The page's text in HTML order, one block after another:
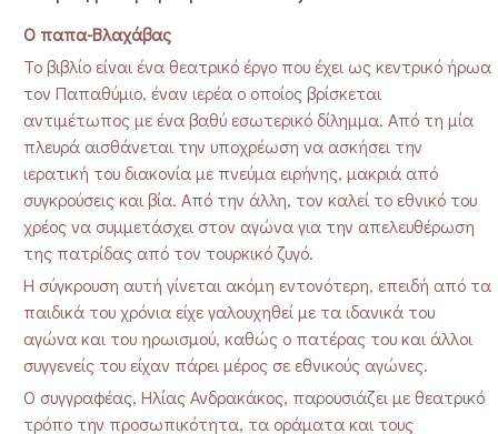
Ο παπα-Βλαχάβας
Το βιβλίο είναι ένα θεατρικό έργο που έχει ως κεντρικό ήρωα
τον Παπαθύμιο, έναν ιερέα ο οποίος βρίσκεται
αντιμέτωπος με ένα βαθύ εσωτερικό δίλημμα. Από τη μία
πλευρά αισθάνεται την υποχρέωση να ασκήσει την
ιερατική του διακονία με πνεύμα ειρήνης, μακριά από
συγκρούσεις και βία. Από την άλλη, τον καλεί το εθνικό του
χρέος να συμμετάσχει στον αγώνα για την απελευθέρωση
της πατρίδας από τον τουρκικό ζυγό.
Η σύγκρουση αυτή γίνεται ακόμη εντονότερη, επειδή από τα
παιδικά του χρόνια είχε γαλουχηθεί με τα ιδανικά του
αγώνα και του ηρωισμού, καθώς ο πατέρας του και άλλοι
συγγενείς του είχαν πάρει μέρος σε εθνικούς αγώνες.
Ο συγγραφέας, Ηλίας Ανδρακάκος, παρουσιάζει με θεατρικό
τρόπο την προσωπικότητα, τα οράματα και τους